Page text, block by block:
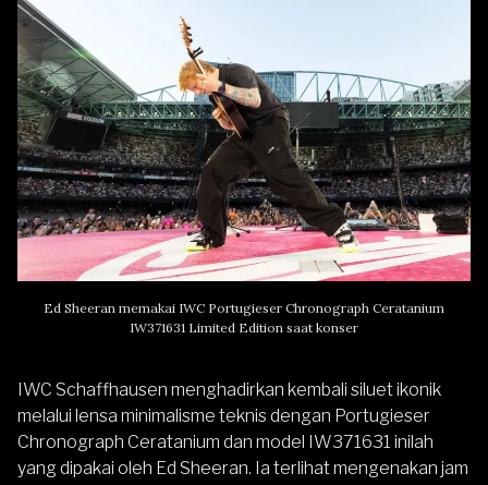
Ed Sheeran memakai IWC Portugieser Chronograph Ceratanium
IW371631 Limited Edition saat konser
IWC Schaffhausen menghadirkan kembali siluet ikonik
melalui lensa minimalisme teknis dengan Portugieser
Chronograph Ceratanium dan model IW371631 inilah
yang dipakai oleh Ed Sheeran. Ia terlihat mengenakan jam